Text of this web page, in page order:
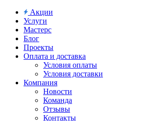
Акции
Услуги
Мастерс
Блог
Проекты
Оплата и доставка
Условия оплаты
Условия доставки
Компания
Новости
Команда
Отзывы
Контакты